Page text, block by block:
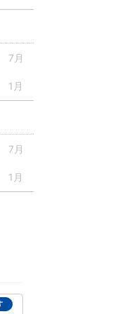
7月
1月
7月
1月